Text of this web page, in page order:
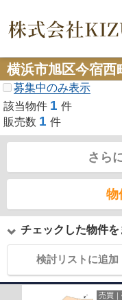
横浜市旭区今宿西
募集中のみ表示
該当物件 1 件
販売数 1 件
さら
物
チェックした物件を
検討リストに追加
売買